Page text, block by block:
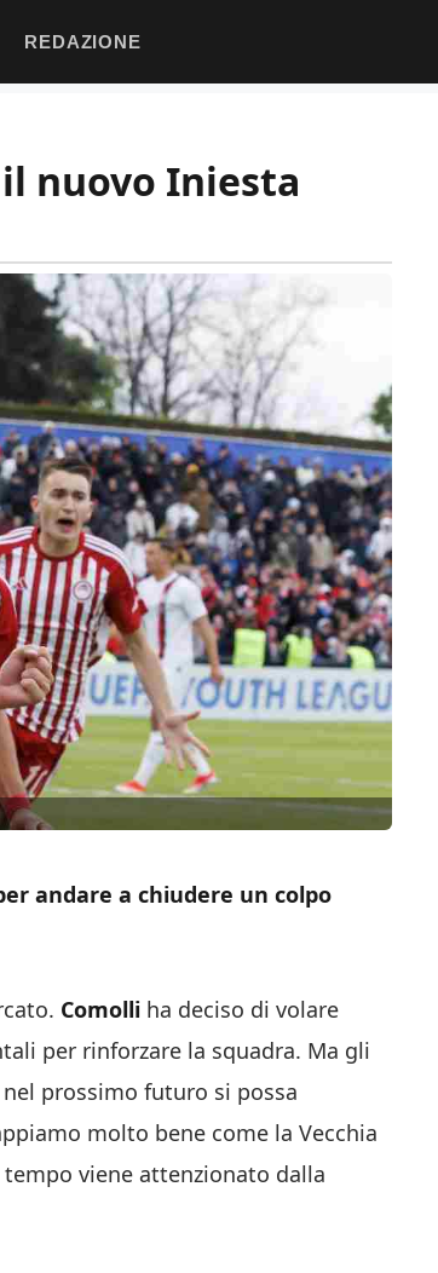
REDAZIONE
nuovo Iniesta
andare a chiudere un colpo
Comolli ha deciso di volare
per rinforzare la squadra. Ma gli
prossimo futuro si possa
molto bene come la Vecchia
viene attenzionato dalla